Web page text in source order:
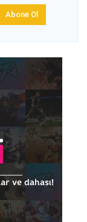
Abone Ol